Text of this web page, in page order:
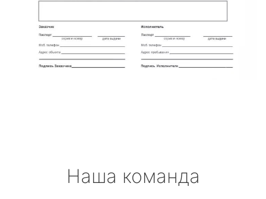
Наша команда